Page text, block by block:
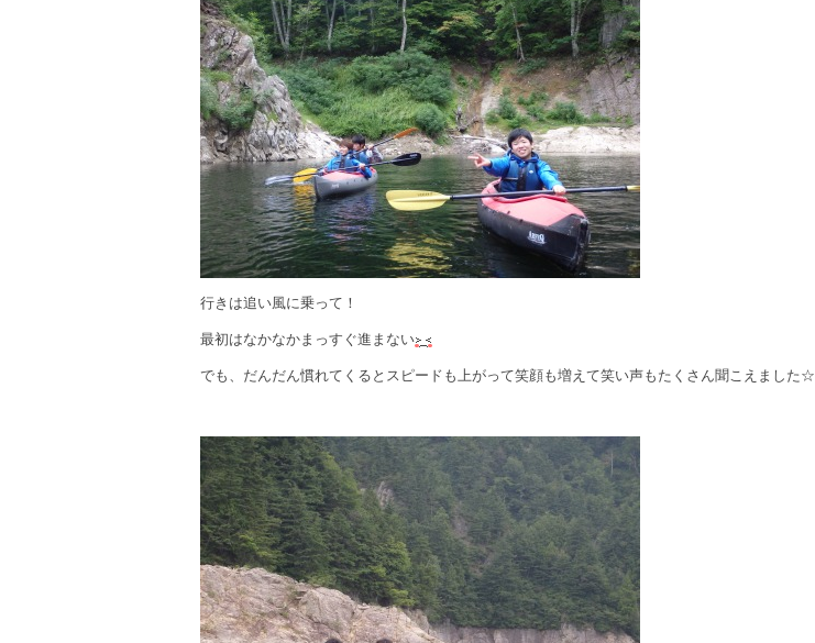
行きは追い風に乗って！
最初はなかなかまっすぐ進まない
でも、だんだん慣れてくるとスピードも上がって笑顔も増えて笑い声もたくさん聞こえました☆